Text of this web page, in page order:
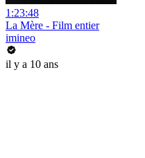
1:23:48
La Mère - Film entier
imineo
il y a 10 ans